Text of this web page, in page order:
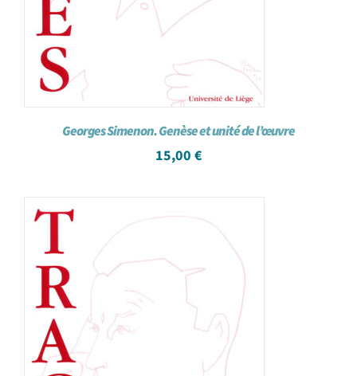
Georges Simenon. Genèse et unité de l’œuvre
15,00 €